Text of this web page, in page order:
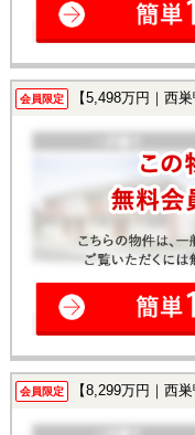
会員限定 【5,498万円｜西巣
会員限定 【8,299万円｜西巣